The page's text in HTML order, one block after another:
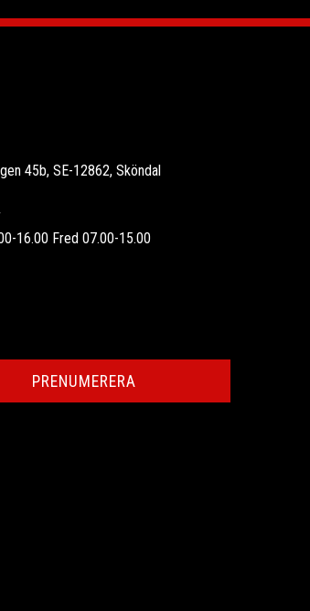
45b, SE-12862, Sköndal
16.00 Fred 07.00-15.00
PRENUMERERA